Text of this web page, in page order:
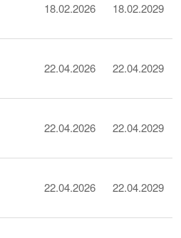
18.02.2026 18.02.2029
22.04.2026 22.04.2029
22.04.2026 22.04.2029
22.04.2026 22.04.2029